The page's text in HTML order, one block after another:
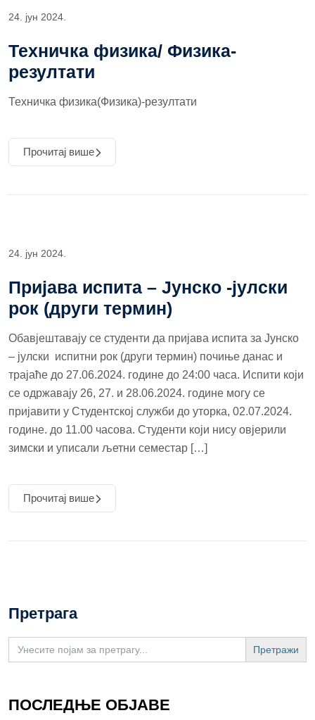
24. јун 2024.
Техничка физика/ Физика-
резултати
Техничка физика(Физика)-резултати
Прочитај више
24. јун 2024.
Пријава испита – Јунско -јулски
рок (други термин)
Обавјештавају се студенти да пријава испита за Јунско
– јулски испитни рок (други термин) почиње данас и
трајаће до 27.06.2024. године до 24:00 часа. Испити који
се одржавају 26, 27. и 28.06.2024. године могу се
пријавити у Студентској служби до уторка, 02.07.2024.
године. до 11.00 часова. Студенти који нису овјерили
зимски и уписали љетни семестар […]
Прочитај више
Претрага
Search
for:
ПОСЛЕДЊЕ ОБЈАВЕ